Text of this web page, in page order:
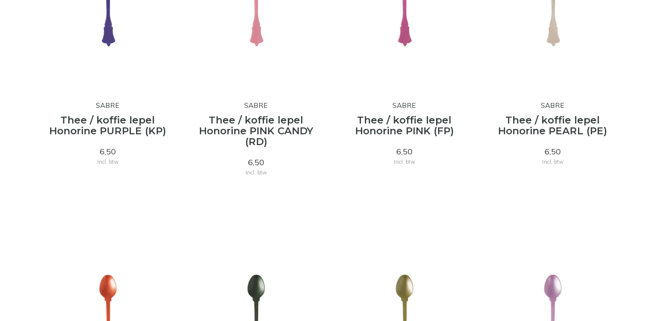
SABRE
Thee / koffie lepel
Honorine PURPLE (KP)
6,50
Incl. btw
SABRE
Thee / koffie lepel
Honorine PINK CANDY
(RD)
6,50
Incl. btw
SABRE
Thee / koffie lepel
Honorine PINK (FP)
6,50
Incl. btw
SABRE
Thee / koffie lepel
Honorine PEARL (PE)
6,50
Incl. btw